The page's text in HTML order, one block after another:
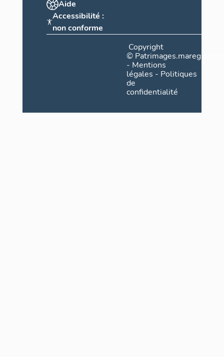
Aide
Accessibilité :
non conforme
Copyright
©
- Mentions
légales - Politiques
de
confidentialité